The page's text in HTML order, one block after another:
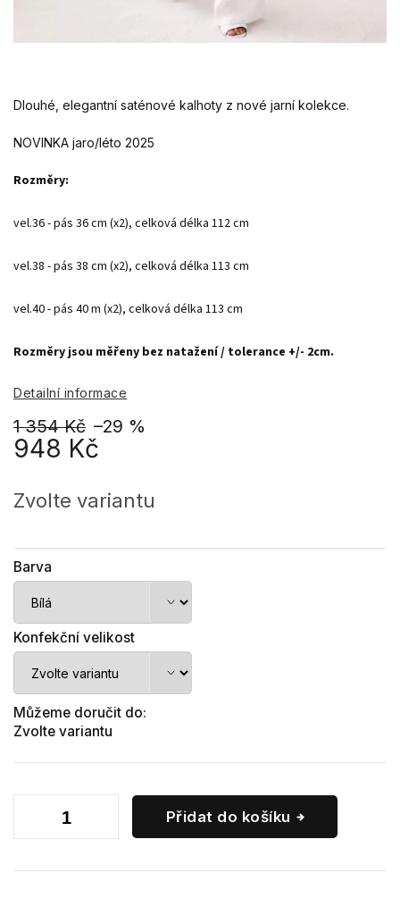
1 354 Kč –29 %
948 Kč
cena:
Zvolte variantu
Barva
Konfekční velikost
Můžeme doručit do:
Zvolte variantu
Přidat do košíku
Dlouhé, elegantní saténové kalhoty z nové jarní kolekce.
NOVINKA jaro/léto 2025
Rozměry:
vel.36 - pás 36 cm (x2), celková délka 112 cm
vel.38 - pás 38 cm (x2), celková délka 113 cm
vel.40 - pás 40 m (x2), celková délka 113 cm
Rozměry jsou měřeny bez natažení / tolerance +/- 2cm.
Detailní informace